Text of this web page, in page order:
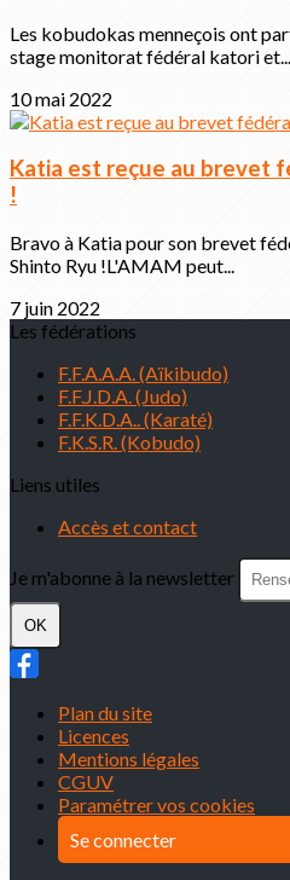
Les kobudokas menneçois ont
stage monitorat fédéral katori et...
10 mai 2022
Katia est reçue au brevet
!
Bravo à Katia pour son brevet
Shinto Ryu !L'AMAM peut...
7 juin 2022
Les fédérations
F.F.A.A.A. (Aïkibudo)
F.F.J.D.A. (Judo)
F.F.K.D.A.. (Karaté)
F.K.S.R. (Kobudo)
Liens utiles
Accès et contact
Je m'abonne à la newsletter
OK
Plan du site
Licences
Mentions légales
CGUV
Paramétrer vos cookies
Se connecter